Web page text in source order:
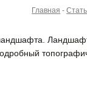
Главная -